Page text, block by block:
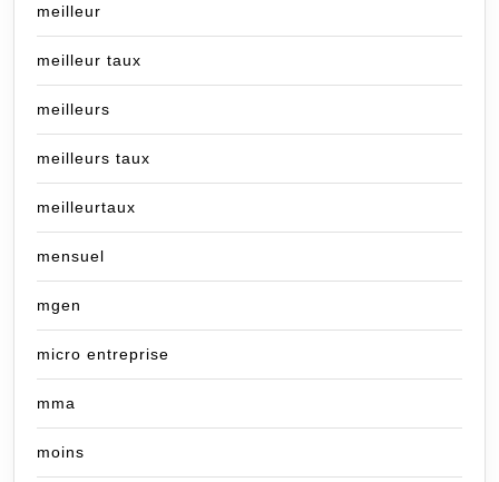
meilleur
meilleur taux
meilleurs
meilleurs taux
meilleurtaux
mensuel
mgen
micro entreprise
mma
moins